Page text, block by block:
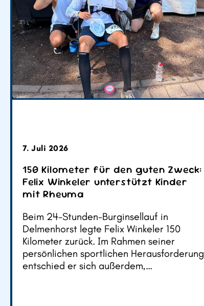
7. Juli 2026
150 Kilometer für den guten Zweck:
Felix Winkeler unterstützt Kinder
mit Rheuma
Beim 24-Stunden-Burginsellauf in
Delmenhorst legte Felix Winkeler 150
Kilometer zurück. Im Rahmen seiner
persönlichen sportlichen Herausforderung
entschied er sich außerdem,…